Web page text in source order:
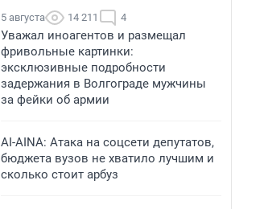
5 августа 14 211 4
Уважал иноагентов и размещал
фривольные картинки:
эксклюзивные подробности
задержания в Волгограде мужчины
за фейки об армии
AI-AINA: Атака на соцсети депутатов,
бюджета вузов не хватило лучшим и
сколько стоит арбуз